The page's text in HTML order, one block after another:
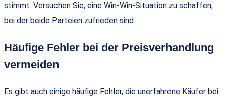
stimmt. Versuchen Sie, eine Win-Win-Situation zu schaffen,
bei der beide Parteien zufrieden sind.
Häufige Fehler bei der Preisverhandlung
vermeiden
Es gibt auch einige häufige Fehler, die unerfahrene Käufer bei